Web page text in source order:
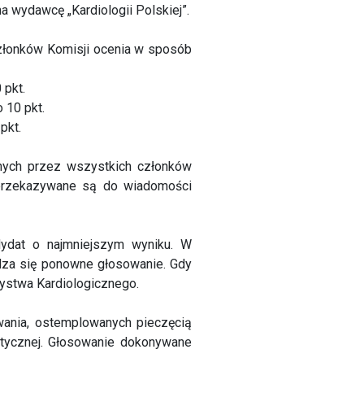
wydawcę „Kardiologii Polskiej”.
Komisji ocenia w sposób
pkt.
10 pkt.
przez wszystkich członków
są do wiadomości
o najmniejszym wyniku. W
się ponowne głosowanie. Gdy
Kardiologicznego.
ostemplowanych pieczęcią
Głosowanie dokonywane